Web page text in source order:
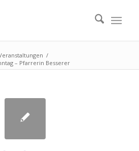
/
– Pfarrerin Besserer